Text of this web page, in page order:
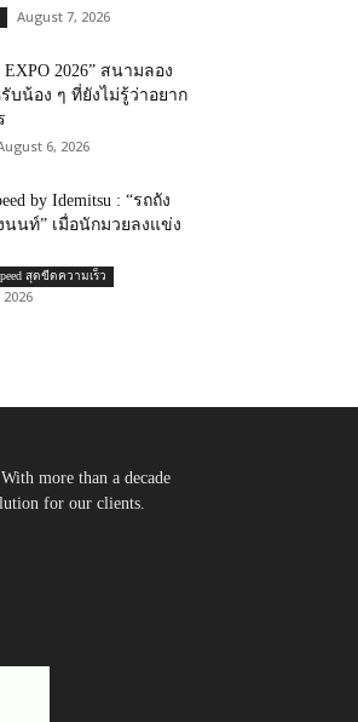
August 7, 2026
2026” สนามลอง
บน้อง ๆ ที่ยังไม่รู้ว่าอยาก
6, 2026
by Idemitsu : “รถถัง
นนท์” เมื่อนักมวยลงแข่ง
สุดขีดความเร็ว
more than a decade
for our clients.